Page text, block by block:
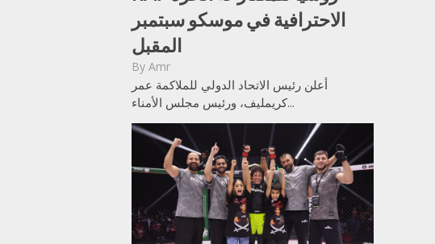
الاحترافية في موسكو سبتمبر
المقبل
ByAmr
أعلن رئيس الاتحاد الدولي للملاكمة عمر
كريمليف، ورئيس مجلس الأمناء...